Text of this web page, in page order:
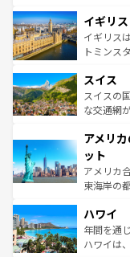
香り高い
らに、パ
も豊かな
を参照し
顔を持つ
ルリンの
してライ
は、お酒好
ドイツ情
イギリス
イギリス
トミンス
リアごと
ティー、
戦など、
ンツ一覧
スイス
スイスの
な交通網
の建物が
博物館も
ことがで
者向けの
着のスイ
アメリ
ット
アメリカ
東海岸の
のような
ンメント
西部には
ハワイ
年間を通
ハワイは